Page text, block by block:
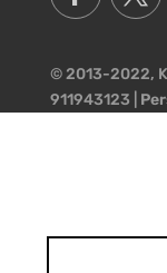
© 2013-2022,
911943123 |